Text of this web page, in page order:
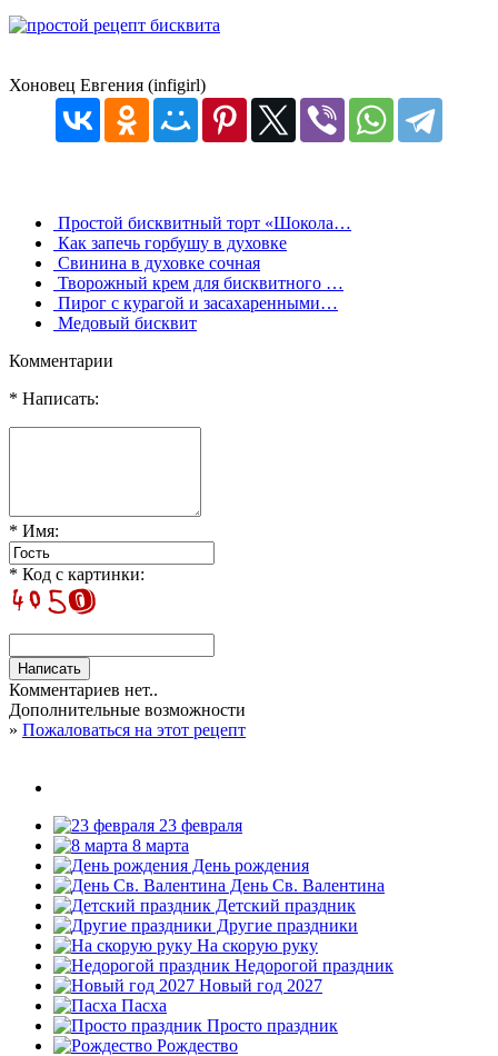
Хоновец Евгения (infigirl)
Простой бисквитный торт «Шокола…
Как запечь горбушу в духовке
Свинина в духовке сочная
Творожный крем для бисквитного …
Пирог с курагой и засахаренными…
Медовый бисквит
Комментарии
* Написать:
* Имя:
* Код с картинки:
Комментариев нет..
Дополнительные возможности
» Пожаловаться на этот рецепт
23 февраля
8 марта
День рождения
День Св. Валентина
Детский праздник
Другие праздники
На скорую руку
Недорогой праздник
Новый год 2027
Пасха
Просто праздник
Рождество